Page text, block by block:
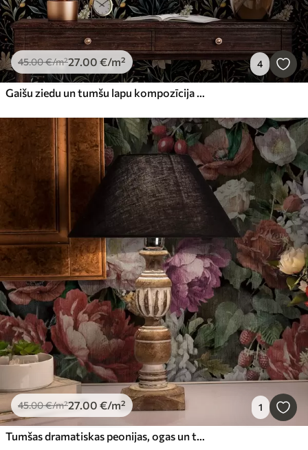
45.00€/m²27.00 €/m² 4
Gaišu ziedu un tumšu lapu kompozīcija uz tumša fona
45.00€/m²27.00 €/m² 1
Tumšas dramatiskas peonijas, ogas un tauriņš uz melna fona